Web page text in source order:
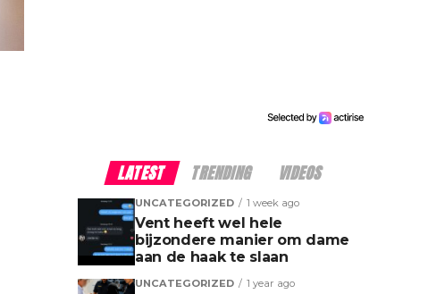
LATEST TRENDING VIDEOS
UNCATEGORIZED 1 week ago
Vent heeft wel hele
bijzondere manier om dame
aan de haak te slaan
UNCATEGORIZED 1 year ago